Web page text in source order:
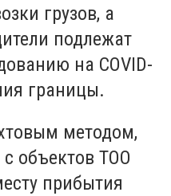
грузов, а
подлежат
на COVID-
границы.
методом,
объектов ТОО
прибытия